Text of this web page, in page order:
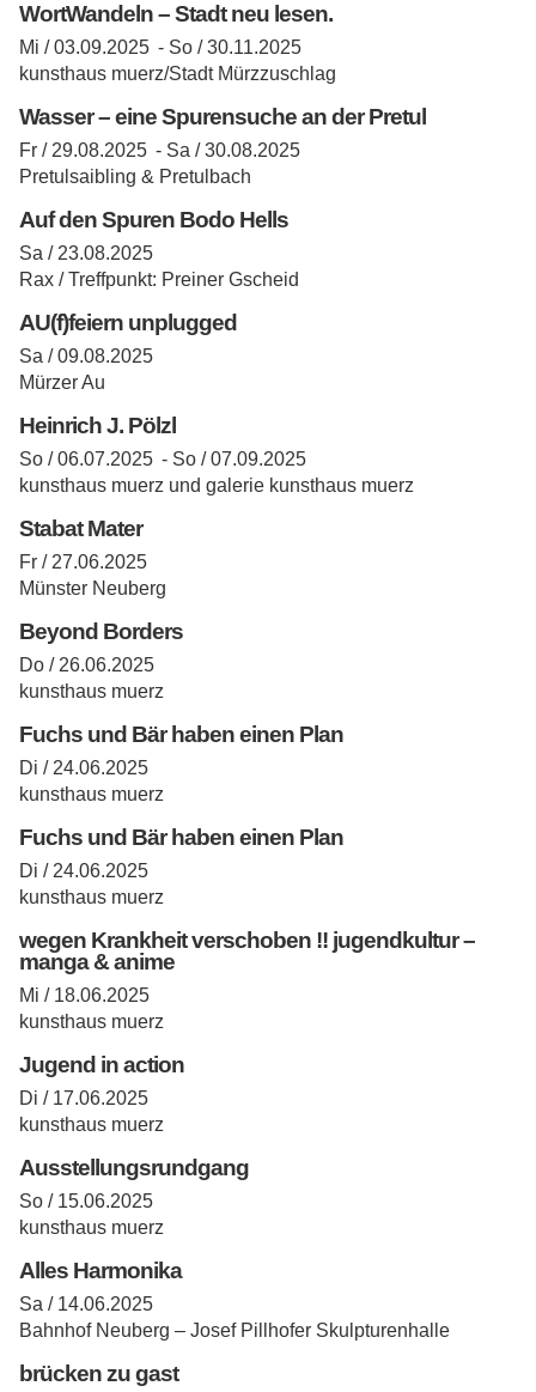
WortWandeln – Stadt neu lesen.
Mi / 03.09.2025 - So / 30.11.2025
kunsthaus muerz/Stadt Mürzzuschlag
Wasser – eine Spurensuche an der Pretul
Fr / 29.08.2025 - Sa / 30.08.2025
Pretulsaibling & Pretulbach
Auf den Spuren Bodo Hells
Sa / 23.08.2025
Rax / Treffpunkt: Preiner Gscheid
AU(f)feiern unplugged
Sa / 09.08.2025
Mürzer Au
Heinrich J. Pölzl
So / 06.07.2025 - So / 07.09.2025
kunsthaus muerz und galerie kunsthaus muerz
Stabat Mater
Fr / 27.06.2025
Münster Neuberg
Beyond Borders
Do / 26.06.2025
kunsthaus muerz
Fuchs und Bär haben einen Plan
Di / 24.06.2025
kunsthaus muerz
Fuchs und Bär haben einen Plan
Di / 24.06.2025
kunsthaus muerz
wegen Krankheit verschoben !! jugendkultur –
manga & anime
Mi / 18.06.2025
kunsthaus muerz
Jugend in action
Di / 17.06.2025
kunsthaus muerz
Ausstellungsrundgang
So / 15.06.2025
kunsthaus muerz
Alles Harmonika
Sa / 14.06.2025
Bahnhof Neuberg – Josef Pillhofer Skulpturenhalle
brücken zu gast